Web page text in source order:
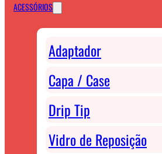
ACESSÓRIOS
Adaptador
Capa / Case
Drip Tip
Vidro de Reposição